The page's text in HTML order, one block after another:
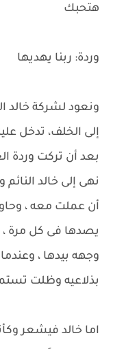
هتحبك
وردة: ربنا يهديها
ونعود لشركة خالد
إلى الخلف، تدخل
بعد أن تركت وردة
نهى إلى خالد
أن عملت معه ،
يصدها فى كل مرة
وجهه بيدها ،
بذلاعيه وظلت
اما خالد فيشعر